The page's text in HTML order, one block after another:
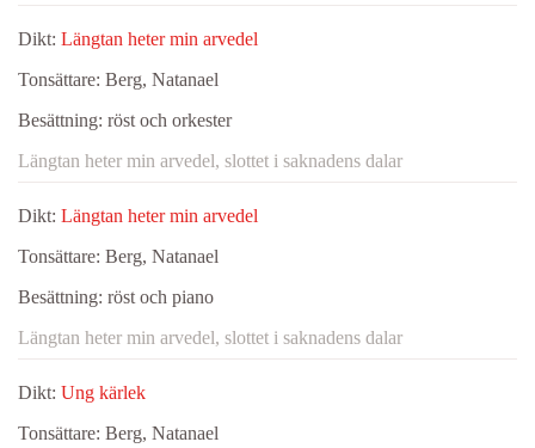
Dikt: Längtan heter min arvedel
Tonsättare: Berg, Natanael
Besättning: röst och orkester
Längtan heter min arvedel, slottet i saknadens dalar
Dikt: Längtan heter min arvedel
Tonsättare: Berg, Natanael
Besättning: röst och piano
Längtan heter min arvedel, slottet i saknadens dalar
Dikt: Ung kärlek
Tonsättare: Berg, Natanael